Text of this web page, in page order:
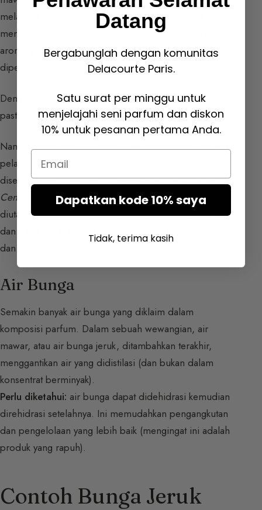
melalui distilasi. Mengingat bahan baku dipanaskan saat
mendidih, wajar bahwa hasil akhir tidak memberikan
aroma yang persis sama dengan mawar yang baru
dipetik.
Dengan teknik distilasi, produk akhir yang diperoleh
pasti akan disebut “esensi” atau “minyak esensial”.
Namun bahan baku tersebut juga dapat diolah dengan
pelarut volatil (lih. Ekstraksi
disebut “absolut mawar”. Dengan teknik ini, kualitas
Centifolia
, yang juga disebut “mawar Grasse”, lebih
diutamakan. Ia bertindak terutama dalam nada tengah
dan nada dasar karena aromanya lebih bulat, sensual,
dan kaya.
Air Bunga
Semakin banyak air bunga yang diklaim dalam
komposisi parfum. Dalam sebuah wewangian, air
mawar, atau air bunga jeruk, ditambahkan terakhir,
menggantikan air yang didistilasi (dan bukan dalam
konsentrat berminyak).
Perlu diketahui: air bunga dapat didehidrasi kemudian
direhidrasi setelahnya. Ini memudahkan pengangkutan
dan pengelolaan yang lebih baik (mengingat ini adalah
produk yang rapuh).
Contoh Bunga Jeruk
Datang
Bergabunglah dengan komunitas
Delacourte Paris.
Satu surat per minggu untuk
menjelajahi seni parfum dan diskon
10% untuk pesanan pertama Anda.
Email
Dapatkan kode 10% saya
Tidak, terima kasih